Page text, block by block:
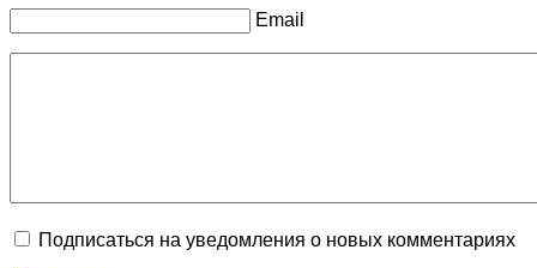
Email
Подписаться на уведомления о новых комментариях